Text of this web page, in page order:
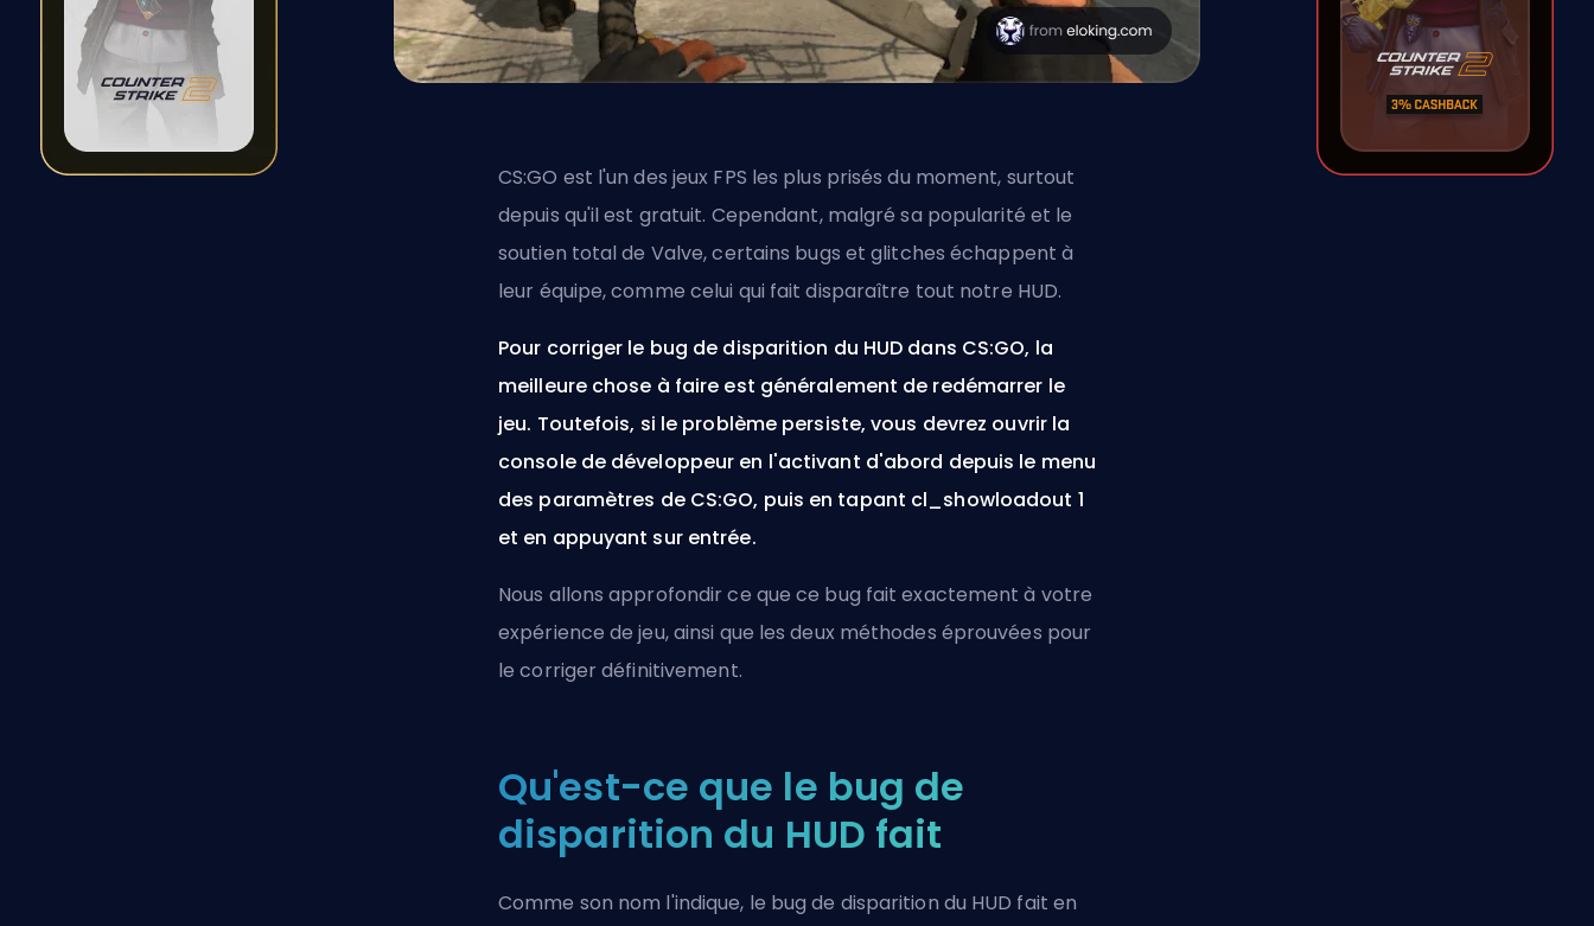
CS:GO est l'un des jeux FPS les plus prisés du moment, surtout
depuis qu'il est gratuit. Cependant, malgré sa popularité et le
soutien total de Valve, certains bugs et glitches échappent à
leur équipe, comme celui qui fait disparaître tout notre HUD.
Pour corriger le bug de disparition du HUD dans CS:GO, la
meilleure chose à faire est généralement de redémarrer le
jeu. Toutefois, si le problème persiste, vous devrez ouvrir la
console de développeur en l'activant d'abord depuis le menu
des paramètres de CS:GO, puis en tapant cl_showloadout 1
et en appuyant sur entrée.
Nous allons approfondir ce que ce bug fait exactement à votre
expérience de jeu, ainsi que les deux méthodes éprouvées pour
le corriger définitivement.
Qu'est-ce que le bug de
disparition du HUD fait
Comme son nom l'indique, le bug de disparition du HUD fait en